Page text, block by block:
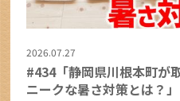
2026.07.27
#434「静岡県川根本町が
ニークな暑さ対策とは？」